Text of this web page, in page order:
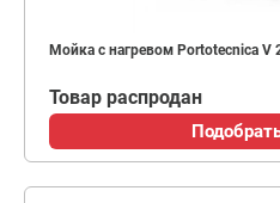
Мойка с нагревом Portotecnica V
Товар распродан